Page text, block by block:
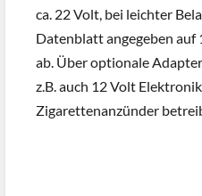
ca. 22 Volt, bei leichter
Datenblatt angegeben auf
ab. Über optionale
z.B. auch 12 Volt
Zigarettenanzünder